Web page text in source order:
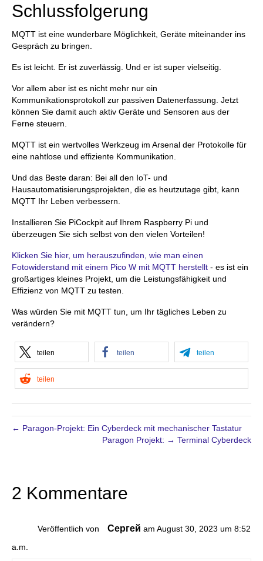
Schlussfolgerung
MQTT ist eine wunderbare Möglichkeit, Geräte miteinander ins
Gespräch zu bringen.
Es ist leicht. Er ist zuverlässig. Und er ist super vielseitig.
Vor allem aber ist es nicht mehr nur ein
Kommunikationsprotokoll zur passiven Datenerfassung. Jetzt
können Sie damit auch aktiv Geräte und Sensoren aus der
Ferne steuern.
MQTT ist ein wertvolles Werkzeug im Arsenal der Protokolle für
eine nahtlose und effiziente Kommunikation.
Und das Beste daran: Bei all den IoT- und
Hausautomatisierungsprojekten, die es heutzutage gibt, kann
MQTT Ihr Leben verbessern.
Installieren Sie PiCockpit auf Ihrem Raspberry Pi und
überzeugen Sie sich selbst von den vielen Vorteilen!
Klicken Sie hier, um herauszufinden, wie man einen
Fotowiderstand mit einem Pico W mit MQTT herstellt - es ist ein
großartiges kleines Projekt, um die Leistungsfähigkeit und
Effizienz von MQTT zu testen.
Was würden Sie mit MQTT tun, um Ihr tägliches Leben zu
verändern?
teilen teilen teilen
teilen
← Paragon-Projekt: Ein Cyberdeck mit mechanischer Tastatur
Paragon Projekt: → Terminal Cyberdeck
2 Kommentare
Veröffentlich von Сергей am August 30, 2023 um 8:52
a.m.